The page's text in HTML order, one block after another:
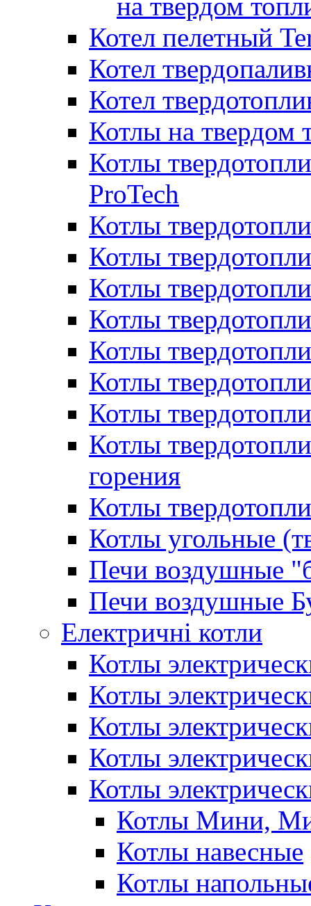
Котел пелетный
Котел
Котел
Котлы на твердом
Котлы
ProTech
Котлы
Котлы
Котлы
Котлы
Котлы
Котлы
Котлы
Котлы
горения
Котлы
Котлы угольные
Печи воздушные
Печи воздушные
Електричні котли
Котлы
Котлы
Котлы
Котлы
Котлы
Котлы Мини,
Котлы навесные
Котлы